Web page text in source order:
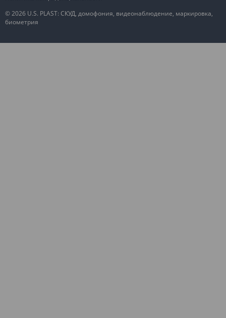
© 2026 U.S. PLAST: СКУД, домофония, видеонаблюдение, маркировка,
биометрия